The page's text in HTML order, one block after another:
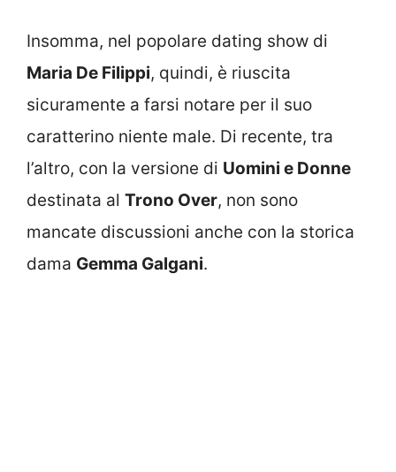
Insomma, nel popolare dating show di
Maria De Filippi, quindi, è riuscita
sicuramente a farsi notare per il suo
caratterino niente male. Di recente, tra
l’altro, con la versione di Uomini e Donne
destinata al Trono Over, non sono
mancate discussioni anche con la storica
dama Gemma Galgani.